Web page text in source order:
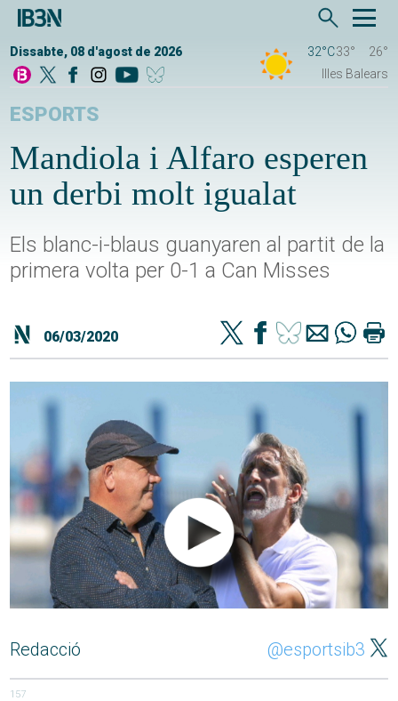
Dissabte, 08 d'agost de 2026 32°C33°
26°
Illes Balears
ESPORTS
Mandiola i Alfaro esperen
un derbi molt igualat
Els blanc-i-blaus guanyaren al partit de la
primera volta per 0-1 a Can Misses
06/03/2020
Redacció @esportsib3
157